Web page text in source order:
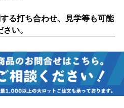
る打ち合わせ、見学等も可能
い。